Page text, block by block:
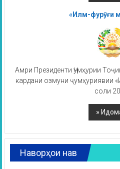
«Илм-фурӯғи
Амри Президенти Ҷумҳурии
кардани озмуни ҷумҳуриявии
соли
Наворҳои нав